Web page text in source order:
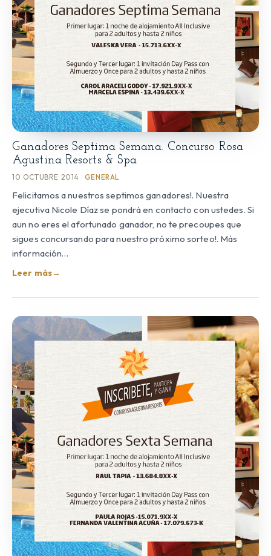
Ganadores Septima Semana. Concurso Rosa
Agustina Resorts & Spa
10 OCTUBRE 2014 · GENERAL
Felicitamos a nuestros septimos ganadores!. Nuestra
ejecutiva Nicole Díaz se pondrá en contacto con ustedes. Si
aun no eres el afortunado ganador, no te precoupes que
sigues concursando para nuestro próximo sorteo!. Más
información…
Leer más→